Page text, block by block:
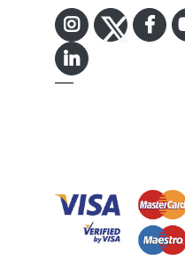
INSTAGRAM
LINKEDIN IN